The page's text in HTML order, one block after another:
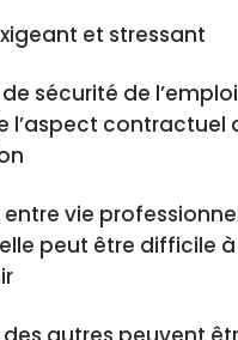
et stressant
sécurité de
l’aspect contractuel
entre vie
peut être difficile à